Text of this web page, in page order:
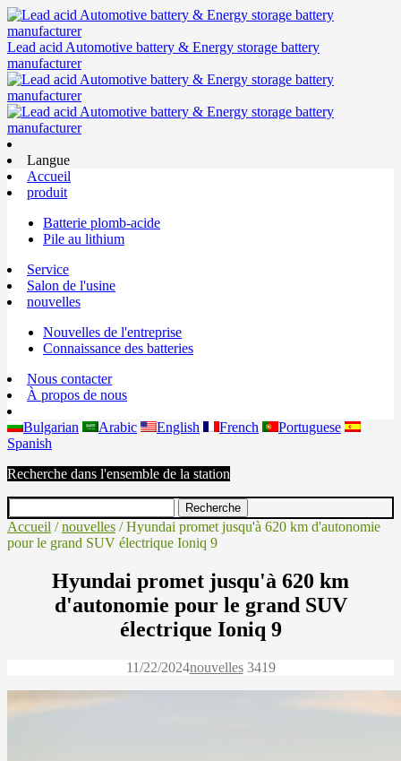
Lead acid Automotive battery & Energy storage battery
manufacturer
Langue
Accueil
produit
Batterie plomb-acide
Pile au lithium
Service
Salon de l'usine
nouvelles
Nouvelles de l'entreprise
Connaissance des batteries
Nous contacter
À propos de nous
Bulgarian Arabic English French
Portuguese
Spanish
Recherche dans l'ensemble de la station
Accueil /nouvelles / Hyundai promet jusqu'à 620 km d'autonomie
pour le grand SUV électrique Ioniq 9
Hyundai promet jusqu'à 620 km
d'autonomie pour le grand SUV
électrique Ioniq 9
11/22/2024nouvelles 3419